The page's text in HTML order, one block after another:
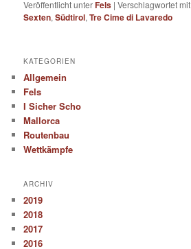
Veröffentlicht unterFels |Verschlagwortet mit
Sexten,Südtirol,Tre Cime di Lavaredo
KATEGORIEN
Allgemein
Fels
I Sicher Scho
Mallorca
Routenbau
Wettkämpfe
ARCHIV
2019
2018
2017
2016